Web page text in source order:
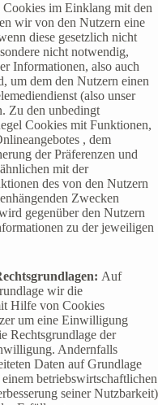
Cookies im Einklang mit den
wir von den Nutzern eine
diese gesetzlich nicht
nicht notwendig,
Informationen, also auch
um dem den Nutzern einen
(also unser
Zu den unbedingt
Cookies mit Funktionen,
, dem
der Präferenzen und
mit der
des von den Nutzern
Zwecken
gegenüber den Nutzern
zu der jeweiligen
Auf
wir die
Hilfe von Cookies
um eine Einwilligung
Rechtsgrundlage der
Andernfalls
Daten auf Grundlage
betriebswirtschaftlichen
seiner Nutzbarkeit)